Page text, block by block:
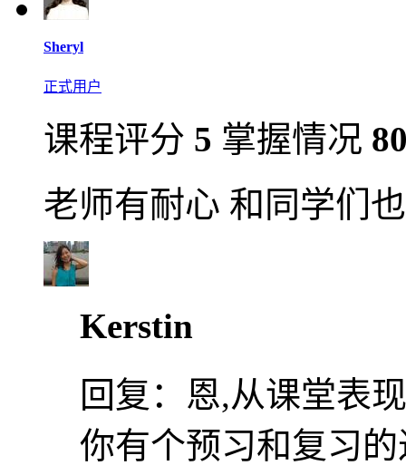
Sheryl
正式用户
课程评分 5 掌握情况
老师有耐心 和同学们
Kerstin
回复： 恩,从课堂表
你有个预习和复习